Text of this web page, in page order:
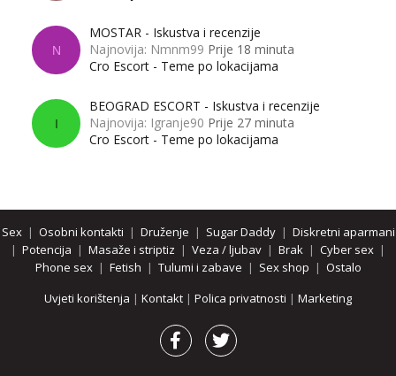
N
MOSTAR - Iskustva i recenzije
Najnovija: Nmnm99 Prije 18 minuta
Cro Escort - Teme po lokacijama
I
BEOGRAD ESCORT - Iskustva i recenzije
Najnovija: Igranje90 Prije 27 minuta
Cro Escort - Teme po lokacijama
Sex| Osobni kontakti | Druženje | Sugar Daddy| Diskretni aparmani
| Potencija | Masaže i striptiz | Veza / ljubav | Brak | Cyber sex |
Phone sex| Fetish | Tulumi i zabave | Sex shop | Ostalo
Uvjeti korištenja | Kontakt | Polica privatnosti | Marketing